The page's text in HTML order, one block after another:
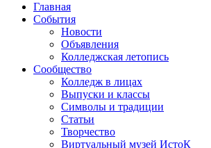
Главная
События
Новости
Объявления
Колледжская летопись
Сообщество
Колледж в лицах
Выпуски и классы
Символы и традиции
Статьи
Творчество
Виртуальный музей ИстоК